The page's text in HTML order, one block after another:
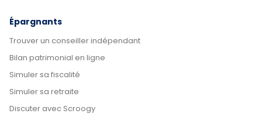
Épargnants
Trouver un conseiller indépendant
Bilan patrimonial en ligne
Simuler sa fiscalité
Simuler sa retraite
Discuter avec Scroogy